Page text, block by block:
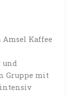
Kaffee
und
Gruppe mit